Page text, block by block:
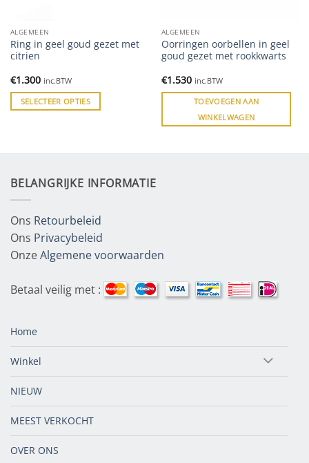
ALGEMEEN
Ring in geel goud gezet met
citrien
€1.300 inc.BTW
SELECTEER OPTIES
ALGEMEEN
Oorringen oorbellen in geel
goud gezet met rookkwarts
€1.530 inc.BTW
TOEVOEGEN AAN
WINKELWAGEN
BELANGRIJKE INFORMATIE
Ons Retourbeleid
Ons Privacybeleid
OnzeAlgemene voorwaarden
Betaal veilig met :
Home
Winkel
NIEUW
MEEST VERKOCHT
OVER ONS